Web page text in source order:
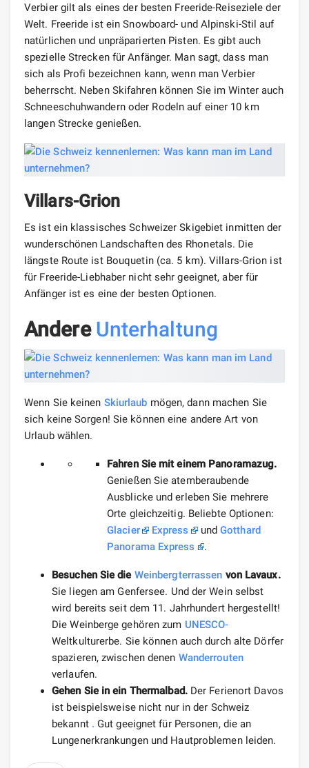
Verbier gilt als eines der besten Freeride-Reiseziele der
Welt. Freeride ist ein Snowboard- und Alpinski-Stil auf
natürlichen und unpräparierten Pisten. Es gibt auch
spezielle Strecken für Anfänger. Man sagt, dass man
sich als Profi bezeichnen kann, wenn man Verbier
beherrscht. Neben Skifahren können Sie im Winter auch
Schneeschuhwandern oder Rodeln auf einer 10 km
langen Strecke genießen.
Villars-Grion
Es ist ein klassisches Schweizer Skigebiet inmitten der
wunderschönen Landschaften des Rhonetals. Die
längste Route ist Bouquetin (ca. 5 km). Villars-Grion ist
für Freeride-Liebhaber nicht sehr geeignet, aber für
Anfänger ist es eine der besten Optionen.
Andere Unterhaltung
Wenn Sie keinen Skiurlaub mögen, dann machen Sie
sich keine Sorgen! Sie können eine andere Art von
Urlaub wählen.
Fahren Sie mit einem Panoramazug.
Genießen Sie atemberaubende
Ausblicke und erleben Sie mehrere
Orte gleichzeitig. Beliebte Optionen:
Glacier
Express undGotthard
Panorama Express
.
Besuchen Sie die Weinbergterrassen von Lavaux.
Sie liegen am Genfersee. Und der Wein selbst
wird bereits seit dem 11. Jahrhundert hergestellt!
Die Weinberge gehören zum UNESCO-
Weltkulturerbe. Sie können auch durch alte Dörfer
spazieren, zwischen denen Wanderrouten
verlaufen.
Gehen Sie in ein Thermalbad.Der Ferienort Davos
ist beispielsweise nicht nur in der Schweiz
bekannt . Gut geeignet für Personen, die an
Lungenerkrankungen und Hautproblemen leiden.